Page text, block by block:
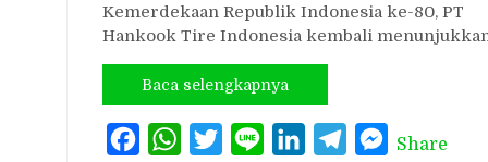
Kemerdekaan Republik Indonesia ke-80, PT
Hankook Tire Indonesia kembali
Baca selengkapnya
FacebookWhatsAppTwitterLine LinkedInTelegramMessenger
Share